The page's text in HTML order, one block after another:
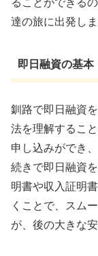
ることができる
達の旅に出発しま
即日融資の基本
釧路で即日融資
法を理解するこ
申し込みができ
続きで即日融資
明書や収入証明
くことで、スム
が、後の大きな